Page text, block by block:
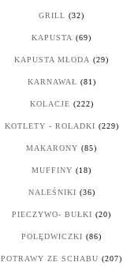
GRILL (32)
KAPUSTA (69)
KAPUSTA MŁODA (29)
KARNAWAŁ (81)
KOLACJE (222)
KOTLETY - ROLADKI (229)
MAKARONY (85)
MUFFINY (18)
NALEŚNIKI (36)
PIECZYWO- BUŁKI (20)
POLĘDWICZKI (86)
POTRAWY ZE SCHABU (207)